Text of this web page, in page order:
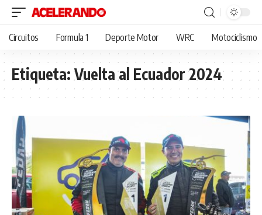
Circuitos Formula 1 Deporte Motor WRC Motociclismo
Etiqueta:Vuelta al Ecuador 2024